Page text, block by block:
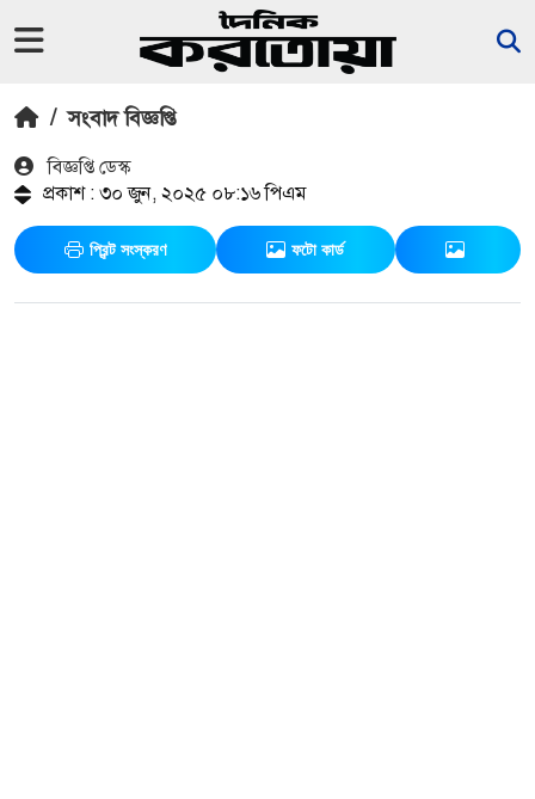
/ সংবাদ বিজ্ঞপ্তি
বিজ্ঞপ্তি ডেস্ক
প্রকাশ : ৩০ জুন, ২০২৫ ০৮:১৬ পিএম
প্রিন্ট সংস্করণ ফটো কার্ড